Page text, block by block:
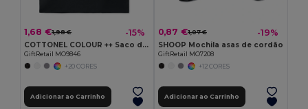
1,68 €1,98 € -15%
COTTONEL COLOUR ++ Saco de algodão 180gr/m2 MO9846-
GiftRetail MO9846
+20 CORES
Adicionar ao Carrinho
0,87 €1,07 € -19%
SHOOP Mochila asas de cordão
GiftRetail MO7208
+12 CORES
Adicionar ao Carrinho